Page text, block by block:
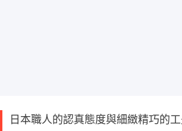
日本職人的認真態度與細緻精巧的